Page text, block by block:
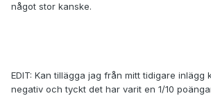
något stor kanske.
EDIT: Kan tillägga jag från mitt tidigare inlägg
negativ och tyckt det har varit en 1/10